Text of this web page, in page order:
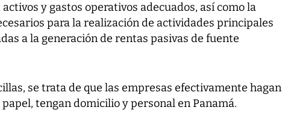
y gastos operativos adecuados, así como la
para la realización de actividades principales
a la generación de rentas pasivas de fuente
se trata de que las empresas efectivamente hagan
tengan domicilio y personal en Panamá.